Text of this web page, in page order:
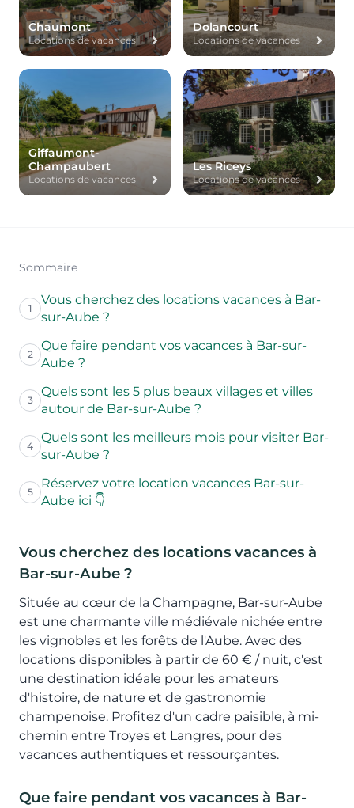
Chaumont
Locations de vacances
Dolancourt
Locations de vacances
Giffaumont-
Champaubert
Locations de vacances
Les Riceys
Locations de vacances
Sommaire
1
Vous cherchez des locations vacances à Bar-
sur-Aube ?
2
Que faire pendant vos vacances à Bar-sur-
Aube ?
3
Quels sont les 5 plus beaux villages et villes
autour de Bar-sur-Aube ?
4
Quels sont les meilleurs mois pour visiter Bar-
sur-Aube ?
5
Réservez votre location vacances Bar-sur-
Aube ici 👇
Vous cherchez des locations vacances à
Bar-sur-Aube ?
Située au cœur de la Champagne, Bar-sur-Aube
est une charmante ville médiévale nichée entre
les vignobles et les forêts de l'Aube. Avec des
locations disponibles à partir de 60 € / nuit, c'est
une destination idéale pour les amateurs
d'histoire, de nature et de gastronomie
champenoise. Profitez d'un cadre paisible, à mi-
chemin entre Troyes et Langres, pour des
vacances authentiques et ressourçantes.
Que faire pendant vos vacances à Bar-